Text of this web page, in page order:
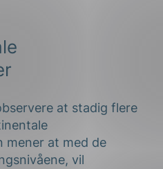
at stadig flere
mener at med de
vil